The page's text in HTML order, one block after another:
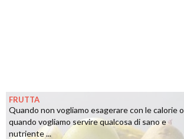
FRUTTA
Quando non vogliamo esagerare con le calorie o
quando vogliamo servire qualcosa di sano e
nutriente ...